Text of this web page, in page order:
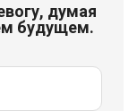
думая
будущем.